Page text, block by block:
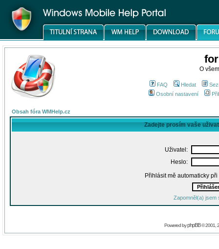
O
FAQ Hledat
Osobní nastavení
Obsah fóra WMHelp.cz
Zadejte prosím vaše
Uživatel:
Heslo:
Přihlásit mě automaticky
Zapomněl(a) jsem
Powered byphpBB© 2001,